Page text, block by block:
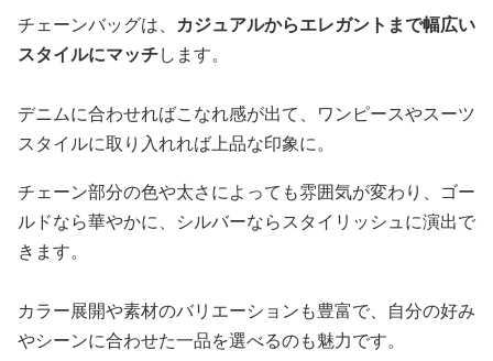
チェーンバッグは、 カジュアルからエレガントまで幅広い
スタイルにマッチします。
デニムに合わせればこなれ感が出て、ワンピースやスーツ
スタイルに取り入れれば上品な印象に。
チェーン部分の色や太さによっても雰囲気が変わり、ゴー
ルドなら華やかに、シルバーならスタイリッシュに演出で
きます。
カラー展開や素材のバリエーションも豊富で、自分の好み
やシーンに合わせた一品を選べるのも魅力です。